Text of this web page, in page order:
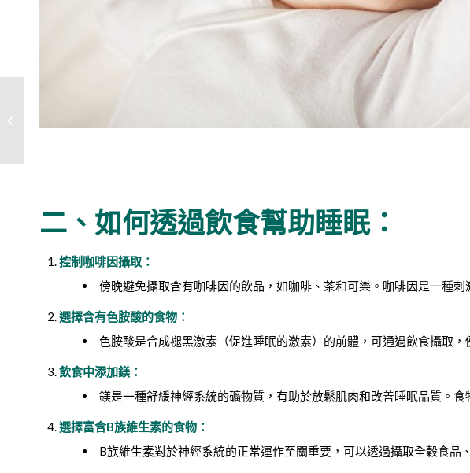
二、如何透過飲食幫助睡眠：
控制咖啡因攝取：
傍晚避免攝取含有咖啡因的飲品，如咖啡、茶和可樂。咖啡因是一種刺
選擇含有色胺酸的食物：
色胺酸是合成褪黑激素（促進睡眠的激素）的前體，可通過飲食攝取，
飲食中添加鎂：
鎂是一種舒緩神經系統的礦物質，有助於放鬆肌肉和改善睡眠品質。食
選擇富含B族維生素的食物：
B族維生素對於神經系統的正常運作至關重要，可以透過攝取全穀食品
教你改善秘訣